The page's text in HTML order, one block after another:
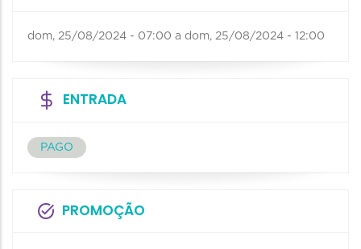
dom, 25/08/2024 - 07:00 a dom, 25/08/2024 - 12:00
ENTRADA
PAGO
PROMOÇÃO